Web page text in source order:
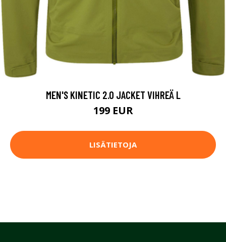
MEN'S KINETIC 2.0 JACKET VIHREÄ L
199 EUR
LISÄTIETOJA